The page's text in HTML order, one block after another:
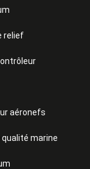
relief
aéronefs
qualité marine